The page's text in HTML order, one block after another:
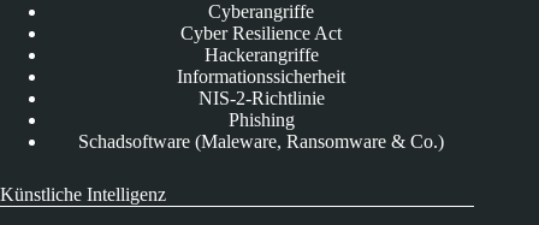
Cyberangriffe
Cyber Resilience Act
Hackerangriffe
Informationssicherheit
NIS-2-Richtlinie
Phishing
Schadsoftware (Maleware, Ransomware & Co.)
Künstliche Intelligenz